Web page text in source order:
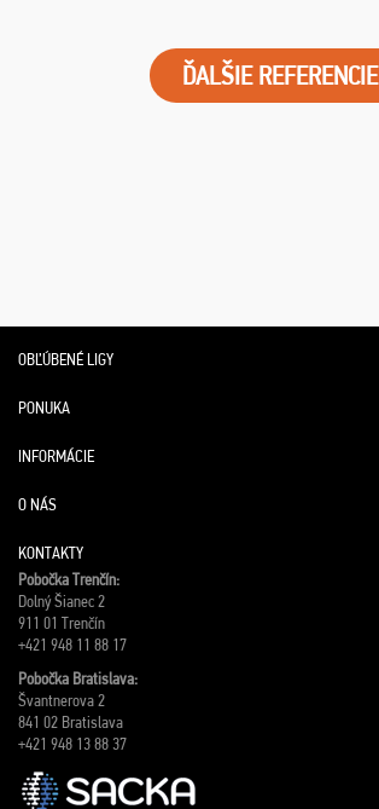
ĎALŠIE REFERENCIE
OBĽÚBENÉ LIGY
PONUKA
INFORMÁCIE
O NÁS
KONTAKTY
Pobočka Trenčín:
Dolný Šianec 2
911 01 Trenčín
+421 948 11 88 17
Pobočka Bratislava:
Švantnerova 2
841 02 Bratislava
+421 948 13 88 37